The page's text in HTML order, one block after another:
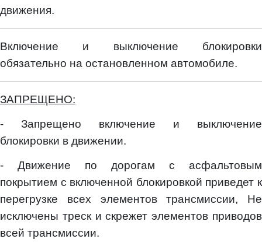
движения.
Включение и выключение блокировки
обязательно на остановленном автомобиле.
ЗАПРЕЩЕНО:
- Запрещено включение и выключение
блокировки в движении.
- Движение по дорогам с асфальтовым
покрытием с включенной блокировкой приведет к
перегрузке всех элементов трансмиссии, Не
исключены треск и скрежет элементов приводов
всей трансмиссии.